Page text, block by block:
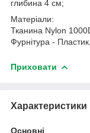
глибина 4 см;
Матеріали:
Тканина Nylon
Фурнітура -
Приховати
Характеристики
Основні